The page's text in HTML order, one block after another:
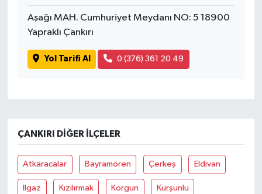
Aşağı MAH. Cumhuriyet Meydanı NO: 5 18900
Yapraklı Çankırı
Yol Tarifi Al 0 (376) 361 20 49
ÇANKIRI DIĞER İLÇELER
Atkaracalar Bayramören Çerkeş Eldivan
Ilgaz Kızılırmak Korgun Kurşunlu